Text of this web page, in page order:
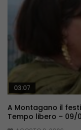
03:07
A Montagano il
Tempo libero – 09/